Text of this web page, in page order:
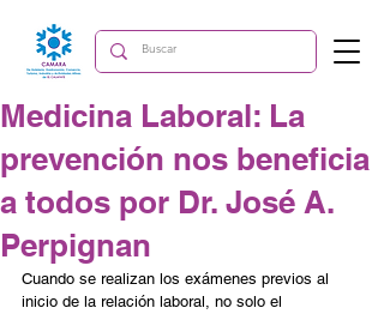
Medicina Laboral: La
prevención nos beneficia
a todos por Dr. José A.
Perpignan
Cuando se realizan los exámenes previos al
inicio de la relación laboral, no solo el